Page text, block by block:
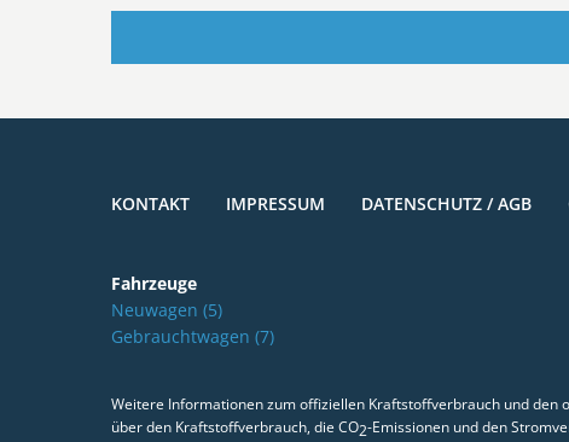
KONTAKT IMPRESSUM DATENSCHUTZ / AGB
Fahrzeuge
Neuwagen (5)
Gebrauchtwagen (7)
Weitere Informationen zum offiziellen Kraftstoffverbrauch und den
über den Kraftstoffverbrauch, die CO2-Emissionen und den